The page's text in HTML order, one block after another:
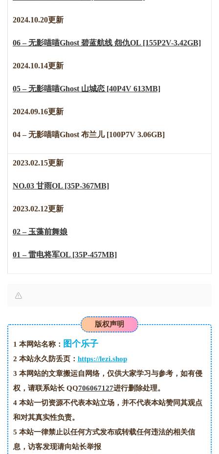
2024.10.20更新
06 – 无影喵喵Ghost 碧蓝航线 怨仇OL [155P2V-3.42GB]
2024.10.14更新
05 – 无影喵喵Ghost 山城恋 [40P4V 613MB]
2024.09.16更新
04 – 无影喵喵Ghost 布兰儿 [100P7V 3.06GB]
2023.02.15更新
NO.03 甘雨OL [35P-367MB]
2023.02.12更新
02 – 玉藻前舞娘
01 – 雷电将军OL [35P-457MB]
版权声明
1 本网站名称： 图个乐子
2 本站永久防丢页： https://lezi.shop
3 本网站的文章搬运自网络，仅供大家学习与参考，如有侵
权，请联系站长 QQ706067127进行删除处理。
4本站一切资源不代表本站立场，并不代表本站赞同其观点
和对其真实性负责。
5 本站一律禁止以任何方式发布或转载任何违法的相关信
息，访客发现请向站长举报